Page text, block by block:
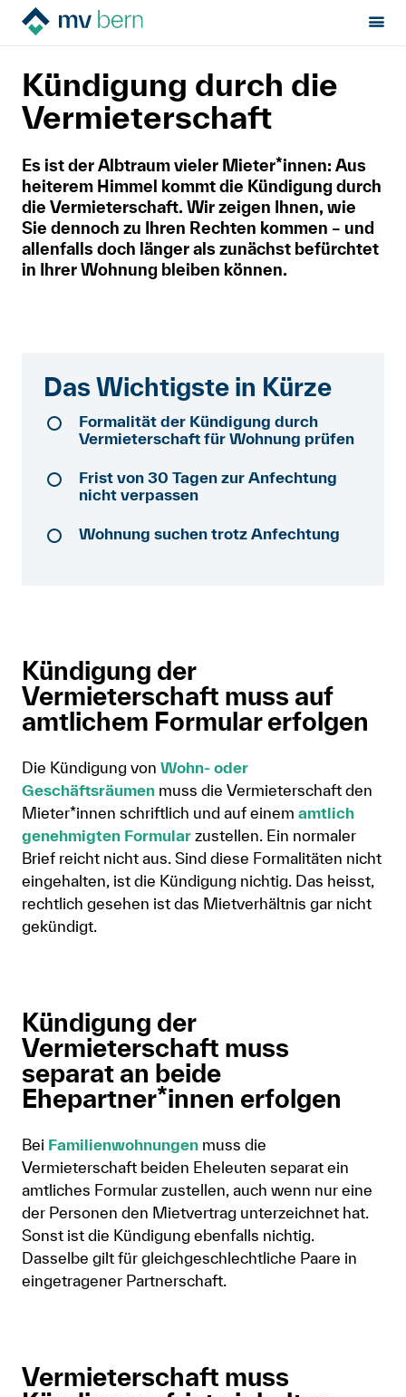
Mietrecht
Hilfe von Fachleuten
Politik & Positionen
Über uns
Kontakt
Mitglied werden
Anmelden
Kündigung durch die Vermieterschaft
Kündigung durch die
Vermieterschaft
Es ist der Albtraum vieler Mieter*innen: Aus
heiterem Himmel kommt die Kündigung durch
die Vermieterschaft. Wir zeigen Ihnen, wie
Sie dennoch zu Ihren Rechten kommen – und
allenfalls doch länger als zunächst befürchtet
in Ihrer Wohnung bleiben können.
Das Wichtigste in Kürze
Formalität der Kündigung durch
Vermieterschaft für Wohnung prüfen
Frist von 30 Tagen zur Anfechtung
nicht verpassen
Wohnung suchen trotz Anfechtung
Kündigung der
Vermieterschaft muss auf
amtlichem Formular erfolgen
Die Kündigung von Wohn- oder
Geschäftsräumen muss die Vermieterschaft den
Mieter*innen schriftlich und auf einem amtlich
genehmigten Formular zustellen. Ein normaler
Brief reicht nicht aus. Sind diese Formalitäten nicht
eingehalten, ist die Kündigung nichtig. Das heisst,
rechtlich gesehen ist das Mietverhältnis gar nicht
gekündigt.
Kündigung der
Vermieterschaft muss
separat an beide
Ehepartner*innen erfolgen
Bei Familienwohnungen muss die
Vermieterschaft beiden Eheleuten separat ein
amtliches Formular zustellen, auch wenn nur eine
der Personen den Mietvertrag unterzeichnet hat.
Sonst ist die Kündigung ebenfalls nichtig.
Dasselbe gilt für gleichgeschlechtliche Paare in
eingetragener Partnerschaft.
Vermieterschaft muss